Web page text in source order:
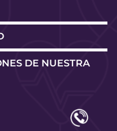
DE NUESTRA